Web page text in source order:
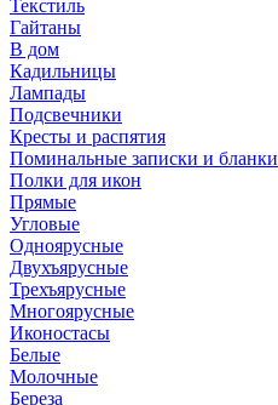
Текстиль
Гайтаны
В дом
Кадильницы
Лампады
Подсвечники
Кресты и распятия
Поминальные записки и бланки
Полки для икон
Прямые
Угловые
Одноярусные
Двухъярусные
Трехъярусные
Многоярусные
Иконостасы
Белые
Молочные
Береза